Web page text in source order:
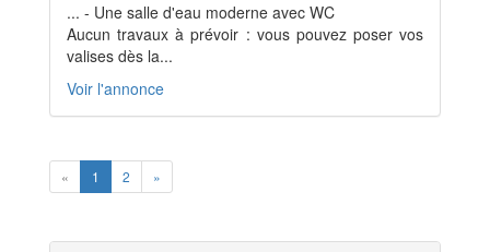
... - Une salle d'eau moderne avec WC
Aucun travaux à prévoir : vous pouvez poser vos
valises dès la...
Voir l'annonce
« Previous
1 2 »